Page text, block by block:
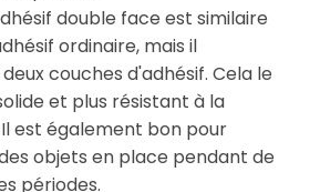
double face est similaire
ordinaire, mais il
couches d'adhésif. Cela le
et plus résistant à la
est également bon pour
objets en place pendant de
périodes.